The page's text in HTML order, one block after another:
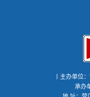
丨主办单位
承办